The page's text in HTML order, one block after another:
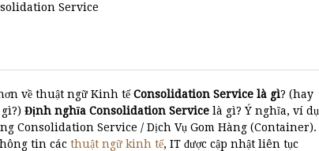
Service
về thuật ngữ Kinh tếConsolidation Service là gì? (hay
Định nghĩa Consolidation Service là gì? Ý nghĩa, ví dụ
Consolidation Service / Dịch Vụ Gom Hàng (Container).
tin các thuật ngữ kinh tế, IT được cập nhật liên tục